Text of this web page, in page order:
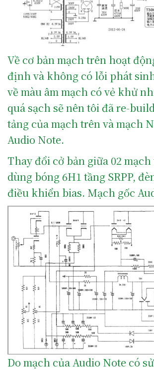
Về cơ bản mạch trên hoạt
định và không có lỗi phát
về màu âm mạch có vẻ khử
quá sạch sẽ nên tôi đã re-
tảng của mạch trên và mạch
Audio Note.
Thay đổi cở bản giữa 02
dùng bóng 6H1 tầng SRPP,
điều khiển bias. Mạch gốc
Do mạch của Audio Note có